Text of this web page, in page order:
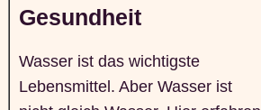
Gesundheit
Wasser ist das wichtigste
Lebensmittel. Aber Wasser ist